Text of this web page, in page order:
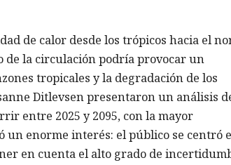
de calor desde los trópicos hacia el
de la circulación podría provocar un
tropicales y la degradación de los
Ditlevsen presentaron un análisis
entre 2025 y 2095, con la mayor
un enorme interés: el público se centró
en cuenta el alto grado de